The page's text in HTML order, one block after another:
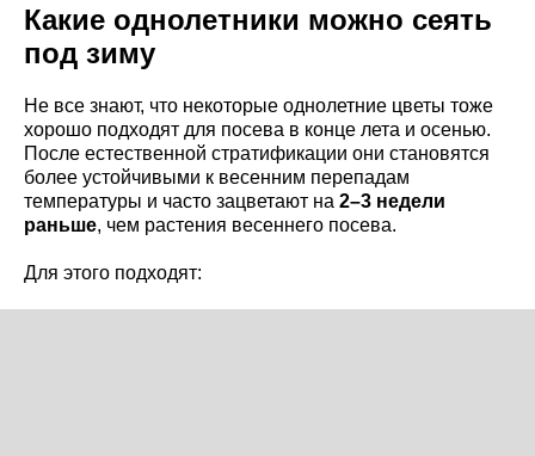
Какие однолетники можно сеять
под зиму
Не все знают, что некоторые однолетние цветы тоже
хорошо подходят для посева в конце лета и осенью.
После естественной стратификации они становятся
более устойчивыми к весенним перепадам
температуры и часто зацветают на 2–3 недели
раньше, чем растения весеннего посева.
Для этого подходят: